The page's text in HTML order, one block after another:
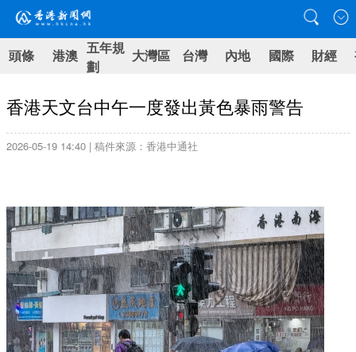
頭條 港澳 五年規
劃
大灣區 台灣 內地 國際 財經
香港天文台中午一度發出黃色暴雨警告
2026-05-19 14:40 | 稿件來源：香港中通社